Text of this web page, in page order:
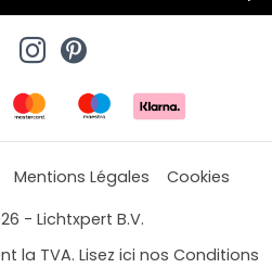
Mentions Légales
Cookies
- Lichtxpert B.V.
la TVA. Lisez ici nos Conditions